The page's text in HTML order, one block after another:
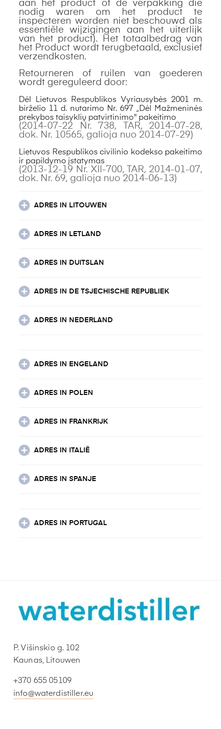
aan het product of de verpakking die
nodig waren om het product te
inspecteren worden niet beschouwd als
essentiële wijzigingen aan het uiterlijk
van het product). Het totaalbedrag van
het Product wordt terugbetaald, exclusief
verzendkosten.
Retourneren of ruilen van goederen
wordt gereguleerd door:
Dėl Lietuvos Respublikos Vyriausybės 2001 m.
birželio 11 d. nutarimo Nr. 697 „Dėl Mažmeninės
prekybos taisyklių patvirtinimo" pakeitimo
(2014-07-22 Nr. 738, TAR, 2014-07-28,
dok. Nr. 10565, galioja nuo 2014-07-29)
Lietuvos Respublikos civilinio kodekso pakeitimo
ir papildymo įstatymas
(2013-12-19 Nr. XII-700, TAR, 2014-01-07,
dok. Nr. 69, galioja nuo 2014-06-13)
ADRES IN LITOUWEN
ADRES IN LETLAND
ADRES IN DUITSLAN
ADRES IN DE TSJECHISCHE REPUBLIEK
ADRES IN NEDERLAND
ADRES IN ENGELAND
ADRES IN POLEN
ADRES IN FRANKRIJK
ADRES IN ITALIË
ADRES IN SPANJE
ADRES IN PORTUGAL
P. Višinskio g. 102
Kaunas, Litouwen
+370 655 05109
info@waterdistiller.eu